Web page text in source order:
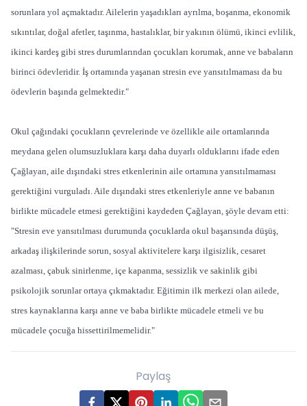
sorunlara yol açmaktadır. Ailelerin yaşadıkları ayrılma, boşanma, ekonomik
sıkıntılar, doğal afetler, taşınma, hastalıklar, bir yakının ölümü, ikinci evlilik,
ikinci kardeş gibi stres durumlarından çocukları korumak, anne ve babaların
birinci ödevleridir. İş ortamında yaşanan stresin eve yansıtılmaması da bu
ödevlerin başında gelmektedir."
Okul çağındaki çocukların çevrelerinde ve özellikle aile ortamlarında
meydana gelen olumsuzluklara karşı daha duyarlı olduklarını ifade eden
Çağlayan, aile dışındaki stres etkenlerinin aile ortamına yansıtılmaması
gerektiğini vurguladı. Aile dışındaki stres etkenleriyle anne ve babanın
birlikte mücadele etmesi gerektiğini kaydeden Çağlayan, şöyle devam etti:
"Stresin eve yansıtılması durumunda çocuklarda okul başarısında düşüş,
arkadaş ilişkilerinde sorun, sosyal aktivitelere karşı ilgisizlik, cesaret
azalması, çabuk sinirlenme, içe kapanma, sessizlik ve sakinlik gibi
psikolojik sorunlar ortaya çıkmaktadır. Eğitimin ilk merkezi olan ailede,
stres kaynaklarına karşı anne ve baba birlikte mücadele etmeli ve bu
mücadele çocuğa hissettirilmemelidir."
Paylaş